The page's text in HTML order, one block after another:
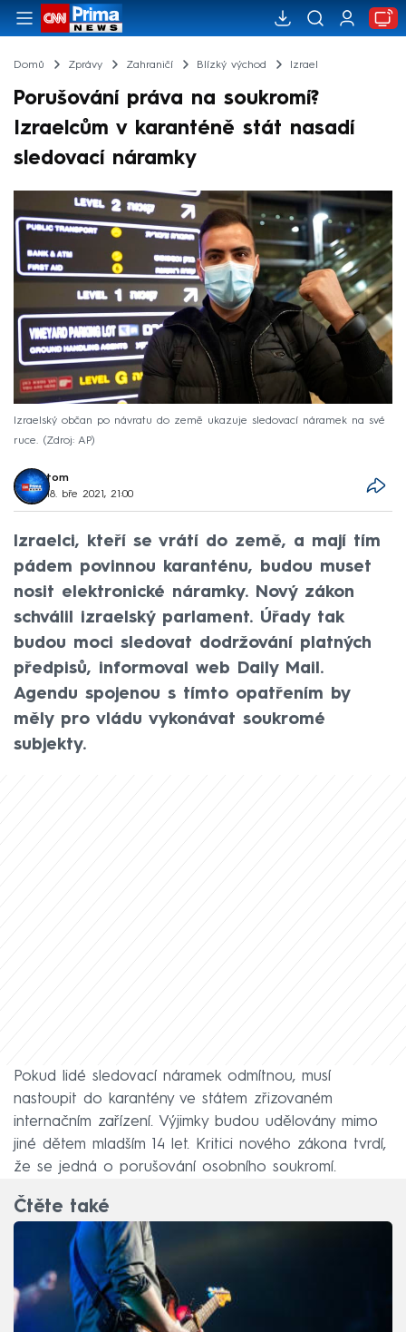
Domů Zprávy Zahraničí Blízký východ Izrael
Porušování práva na soukromí?
Izraelcům v karanténě stát nasadí
sledovací náramky
Izraelský občan po návratu do země ukazuje sledovací náramek na své
ruce.
Zdroj: AP
tom
18. bře 2021, 21:00
Izraelci, kteří se vrátí do země, a mají tím
pádem povinnou karanténu, budou muset
nosit elektronické náramky. Nový zákon
schválil izraelský parlament. Úřady tak
budou moci sledovat dodržování platných
předpisů, informoval web Daily Mail.
Agendu spojenou s tímto opatřením by
měly pro vládu vykonávat soukromé
subjekty.
Pokud lidé sledovací náramek odmítnou, musí
nastoupit do karantény ve státem zřizovaném
internačním zařízení. Výjimky budou udělovány mimo
jiné dětem mladším 14 let. Kritici nového zákona tvrdí,
že se jedná o porušování osobního soukromí.
Čtěte také